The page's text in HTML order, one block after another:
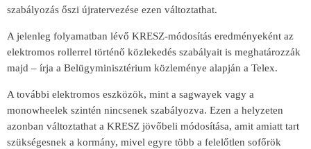
szabályozás őszi újratervezése ezen változtathat.
A jelenleg folyamatban lévő KRESZ-módosítás eredményeként az
elektromos rollerrel történő közlekedés szabályait is meghatározzák
majd – írja a Belügyminisztérium közleménye alapján a Telex.
A további elektromos eszközök, mint a sagwayek vagy a
monowheelek szintén nincsenek szabályozva. Ezen a helyzeten
azonban változtathat a KRESZ jövőbeli módosítása, amit amiatt tart
szükségesnek a kormány, mivel egyre több a felelőtlen sofőrök